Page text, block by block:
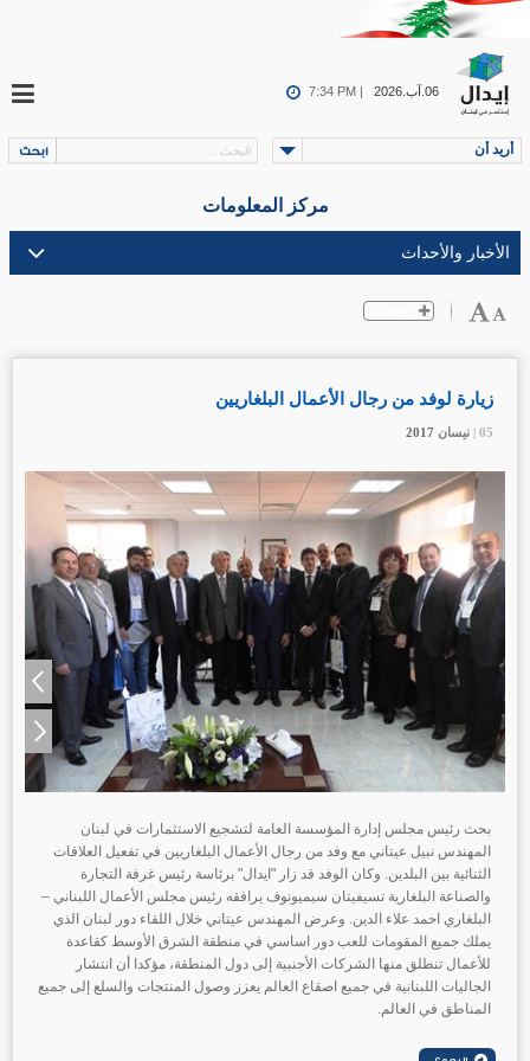
06.آب.2026 7:34 PM |
أريد أن
مركز المعلومات
05 | نيسان
زيارة لوفد من رجال الأعمال البلغاريين
05 | نيسان 05 | نيسان 05 | نيسان
بحث رئيس مجلس إدارة المؤسسة العامة لتشجيع الاستثمارات في لبنان
المهندس نبيل عيتاني مع وفد من رجال الأعمال البلغاريين في تفعيل العلاقات
الثنائية بين البلدين. وكان الوفد قد زار "ايدال" برئاسة رئيس غرفة التجارة
والصناعة البلغارية تسيفيتان سيميونوف يرافقه رئيس مجلس الأعمال اللبناني –
البلغاري احمد علاء الدين. وعرض المهندس عيتاني خلال اللقاء دور لبنان الذي
يملك جميع المقومات للعب دور اساسي في منطقة الشرق الأوسط كقاعدة
للأعمال تنطلق منها الشركات الأجنبية إلى دول المنطقة، مؤكدا أن انتشار
الجاليات اللبنانية في جميع اصقاع العالم يعزز وصول المنتجات والسلع إلى جميع
المناطق في العالم.